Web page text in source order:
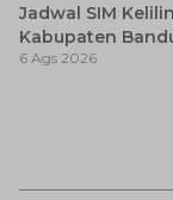
Jadwal SIM
Kabupaten
Terbaru 2026 dan
6 Ags 2026